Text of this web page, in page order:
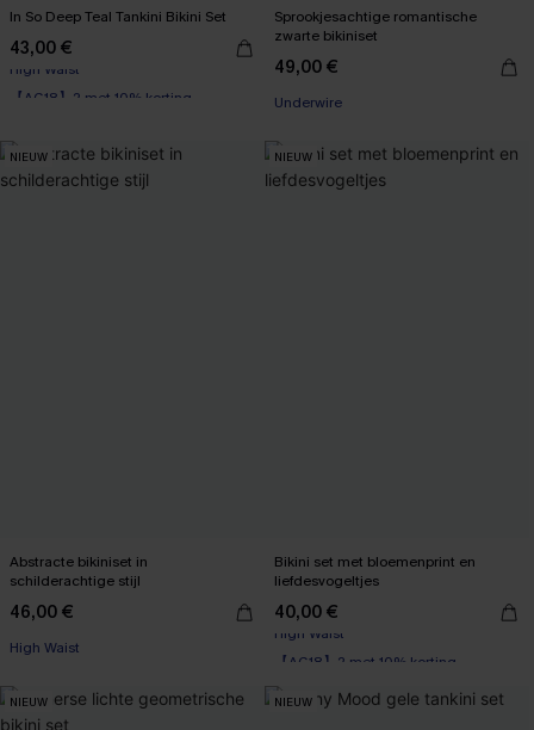
In So Deep Teal Tankini Bikini Set
43,00 €
【AG18】2 met 10% korting
Sprookjesachtige romantische
zwarte bikiniset
49,00 €
Underwire
NIEUW
Abstracte bikiniset in
schilderachtige stijl
46,00 €
High Waist
NIEUW
Bikini set met bloemenprint en
liefdesvogeltjes
40,00 €
【AG18】2 met 10% korting
NIEUW NIEUW